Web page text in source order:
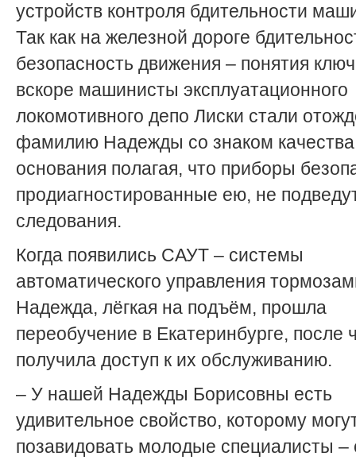
устройств контроля бдительности
Так как на железной дороге
безопасность движения – понятия
вскоре машинисты эксплуатационного
локомотивного депо Лиски стали
фамилию Надежды со знаком
основания полагая, что приборы
продиагностированные ею, не
следования.
Когда появились САУТ – системы
автоматического управления
Надежда, лёгкая на подъём, прошла
переобучение в Екатеринбурге, после
получила доступ к их обслуживанию.
– У нашей Надежды Борисовны есть
удивительное свойство, которому
позавидовать молодые специалисты –